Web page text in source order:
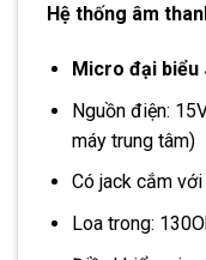
Hệ thống âm
Micro đại biểu
Nguồn điện:
máy trung tâm)
Có jack cắm
Loa trong: